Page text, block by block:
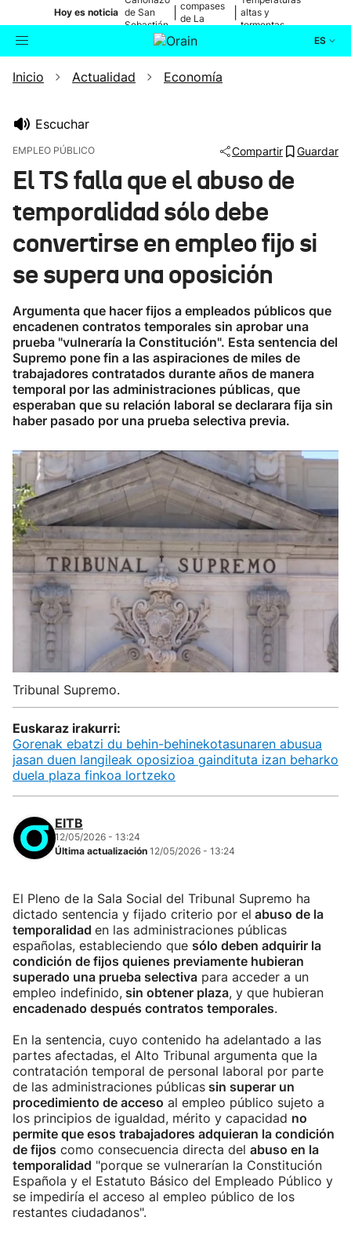
Hoy es noticia de San
Sebastián
compases
de La
altas y
tormentas
ES
Buscador Actualidad
Ikusmiran
Eguraldia
Inicio Actualidad Economía
Escuchar
EMPLEO PÚBLICO Compartir Guardar
El TS falla que el abuso de
temporalidad sólo debe
convertirse en empleo fijo si
se supera una oposición
Argumenta que hacer fijos a empleados públicos que
encadenen contratos temporales sin aprobar una
prueba "vulneraría la Constitución". Esta sentencia del
Supremo pone fin a las aspiraciones de miles de
trabajadores contratados durante años de manera
temporal por las administraciones públicas, que
esperaban que su relación laboral se declarara fija sin
haber pasado por una prueba selectiva previa.
Tribunal Supremo.
Euskaraz irakurri:
Gorenak ebatzi du behin-behinekotasunaren abusua
jasan duen langileak oposizioa gaindituta izan beharko
duela plaza finkoa lortzeko
EITB
12/05/2026 - 13:24
Última actualización 12/05/2026 - 13:24
El Pleno de la Sala Social del Tribunal Supremo ha
dictado sentencia y fijado criterio por el abuso de la
temporalidad en las administraciones públicas
españolas, estableciendo que sólo deben adquirir la
condición de fijos quienes previamente hubieran
superado una prueba selectiva para acceder a un
empleo indefinido, sin obtener plaza, y que hubieran
encadenado después contratos temporales.
En la sentencia, cuyo contenido ha adelantado a las
partes afectadas, el Alto Tribunal argumenta que la
contratación temporal de personal laboral por parte
de las administraciones públicas sin superar un
procedimiento de acceso al empleo público sujeto a
los principios de igualdad, mérito y capacidad no
permite que esos trabajadores adquieran la condición
de fijos como consecuencia directa del abuso en la
temporalidad "porque se vulnerarían la Constitución
Española y el Estatuto Básico del Empleado Público y
se impediría el acceso al empleo público de los
restantes ciudadanos".